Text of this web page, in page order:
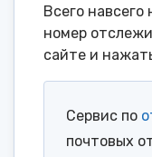
Всего
номер
сайте и
Сервис по
почтовых